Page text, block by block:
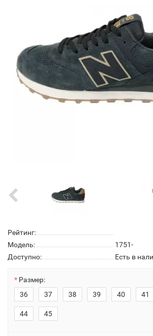
Рейтинг:
Модель:
1751-
Доступно:
Есть в
Размер:
36
37 38 39 40 41
44 45